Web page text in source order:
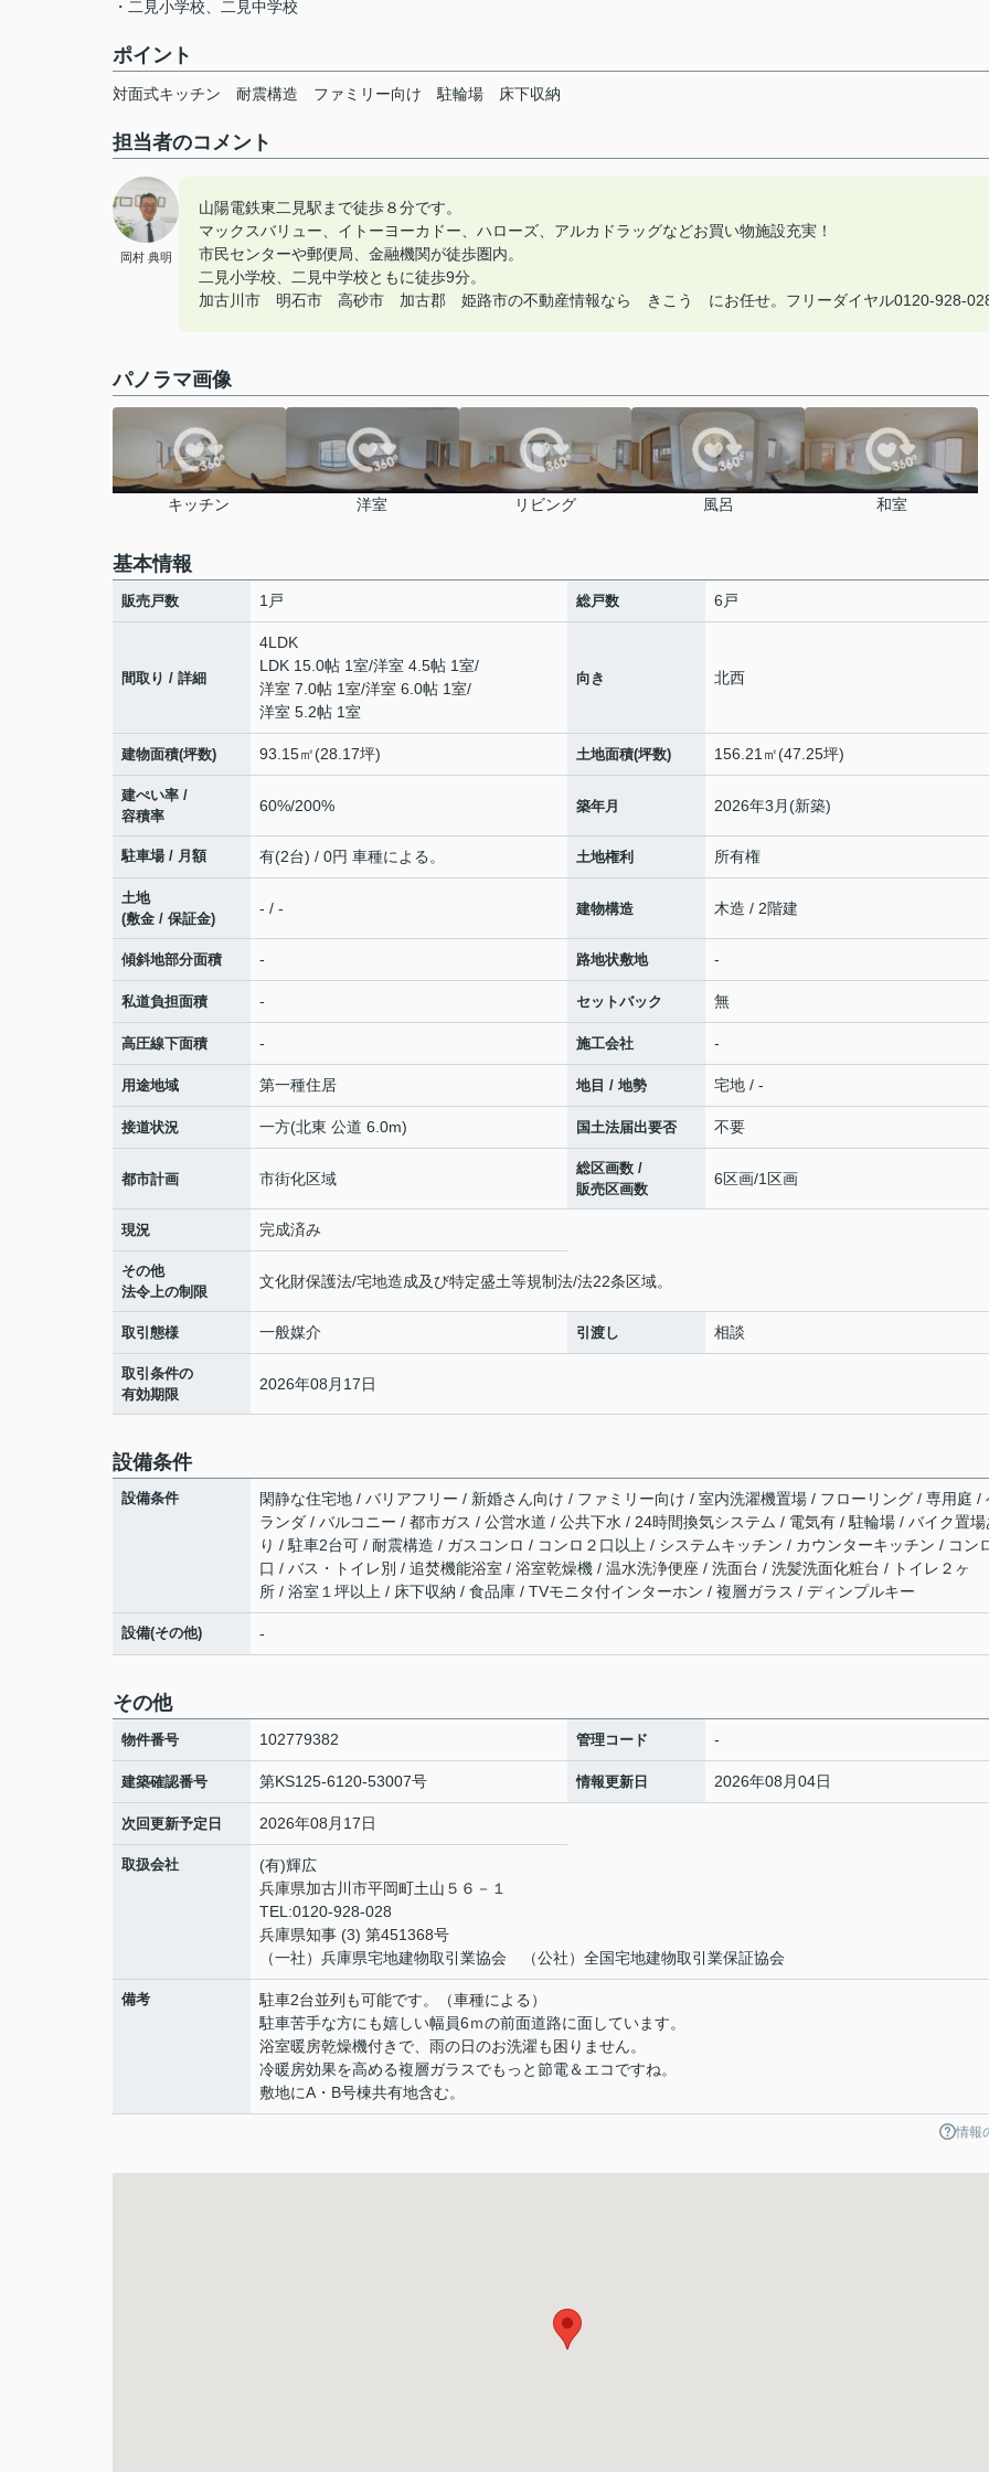
・二見小学校、二見中学校
ポイント
対面式キッチン 耐震構造 ファミリー向け 駐輪場 床下収納
担当者のコメント
岡村 典明
山陽電鉄東二見駅まで徒歩８分です。
マックスバリュー、イトーヨーカドー、ハローズ、アルカドラッグなどお買い物施設充実！
市民センターや郵便局、金融機関が徒歩圏内。
二見小学校、二見中学校ともに徒歩9分。
加古川市 明石市 高砂市 加古郡 姫路市の不動産情報なら きこう にお任せ。フリーダイヤル0120-928-
パノラマ画像
キッチン 洋室 リビング 風呂 和室
基本情報
販売戸数 1戸 総戸数 6戸
間取り / 詳細
4LDK
LDK 15.0帖 1室/洋室 4.5帖 1室/
洋室 7.0帖 1室/洋室 6.0帖 1室/
洋室 5.2帖 1室
向き 北西
建物面積(坪数) 93.15㎡(28.17坪) 土地面積(坪数) 156.21㎡(47.25坪)
建ぺい率 /
容積率
60%/200% 築年月 2026年3月(新築)
駐車場 / 月額 有(2台) / 0円 車種による。 土地権利 所有権
土地
(敷金 / 保証金)
- / - 建物構造 木造 / 2階建
傾斜地部分面積 - 路地状敷地 -
私道負担面積 - セットバック 無
高圧線下面積 - 施工会社 -
用途地域 第一種住居 地目 / 地勢 宅地 / -
接道状況 一方(北東 公道 6.0m) 国土法届出要否 不要
都市計画 市街化区域
総区画数 /
販売区画数
6区画/1区画
現況 完成済み
その他
法令上の制限
文化財保護法/宅地造成及び特定盛土等規制法/法22条区域。
取引態様 一般媒介 引渡し 相談
取引条件の
有効期限
2026年08月17日
設備条件
設備条件
閑静な住宅地 / バリアフリー / 新婚さん向け / ファミリー向け / 室内洗濯機置場 / フローリング / 専用庭 /
ランダ / バルコニー / 都市ガス / 公営水道 / 公共下水 / 24時間換気システム / 電気有 / 駐輪場 / バイク置場
り / 駐車2台可 / 耐震構造 / ガスコンロ / コンロ２口以上 / システムキッチン / カウンターキッチン / コン
口 / バス・トイレ別 / 追焚機能浴室 / 浴室乾燥機 / 温水洗浄便座 / 洗面台 / 洗髪洗面化粧台 / トイレ２ヶ
所 / 浴室１坪以上 / 床下収納 / 食品庫 / TVモニタ付インターホン / 複層ガラス / ディンプルキー
設備(その他) -
その他
物件番号 102779382 管理コード -
建築確認番号 第KS125-6120-53007号 情報更新日 2026年08月04日
次回更新予定日 2026年08月17日
取扱会社
(有)輝広
兵庫県加古川市平岡町土山５６－１
TEL:0120-928-028
兵庫県知事 (3) 第451368号
（一社）兵庫県宅地建物取引業協会 （公社）全国宅地建物取引業保証協会
備考
駐車2台並列も可能です。（車種による）
駐車苦手な方にも嬉しい幅員6ｍの前面道路に面しています。
浴室暖房乾燥機付きで、雨の日のお洗濯も困りません。
冷暖房効果を高める複層ガラスでもっと節電＆エコですね。
敷地にA・B号棟共有地含む。
情報